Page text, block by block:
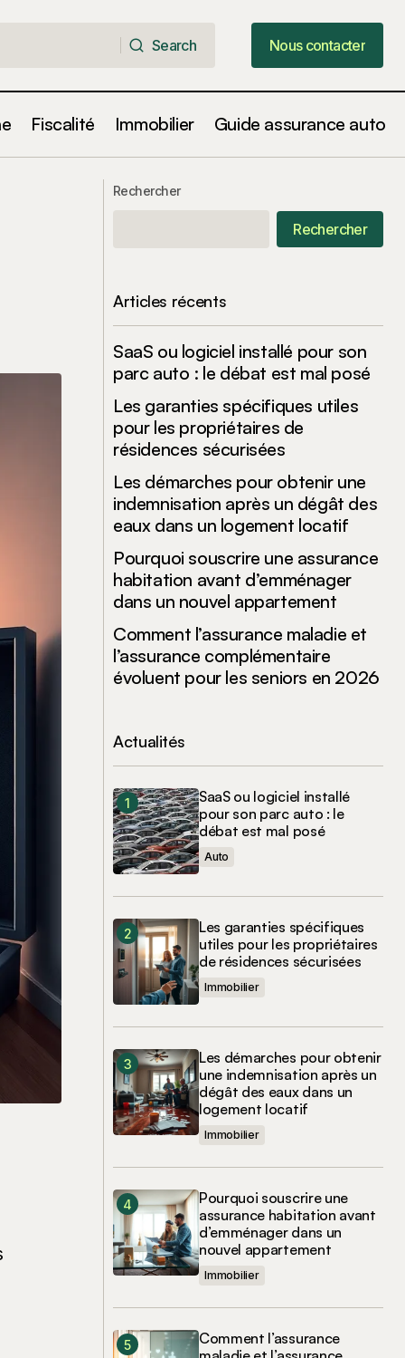
Search
Nous contacter
Nous contacter
Fiscalité Immobilier Guide assurance auto
elle à la conduite en ville vs campagne
Rechercher
Rechercher
Articles récents
SaaS ou logiciel installé pour son
parc auto : le débat est mal posé
Les garanties spécifiques utiles
pour les propriétaires de
résidences sécurisées
Les démarches pour obtenir une
indemnisation après un dégât des
eaux dans un logement locatif
Pourquoi souscrire une assurance
habitation avant d’emménager
dans un nouvel appartement
Comment l’assurance maladie et
l’assurance complémentaire
évoluent pour les seniors en 2026
Actualités
SaaS ou logiciel installé
pour son parc auto : le
débat est mal posé
Auto
Les garanties spécifiques
utiles pour les propriétaires
de résidences sécurisées
Immobilier
Les démarches pour obtenir
une indemnisation après un
dégât des eaux dans un
logement locatif
Immobilier
Pourquoi souscrire une
assurance habitation avant
d’emménager dans un
nouvel appartement
Immobilier
Comment l’assurance